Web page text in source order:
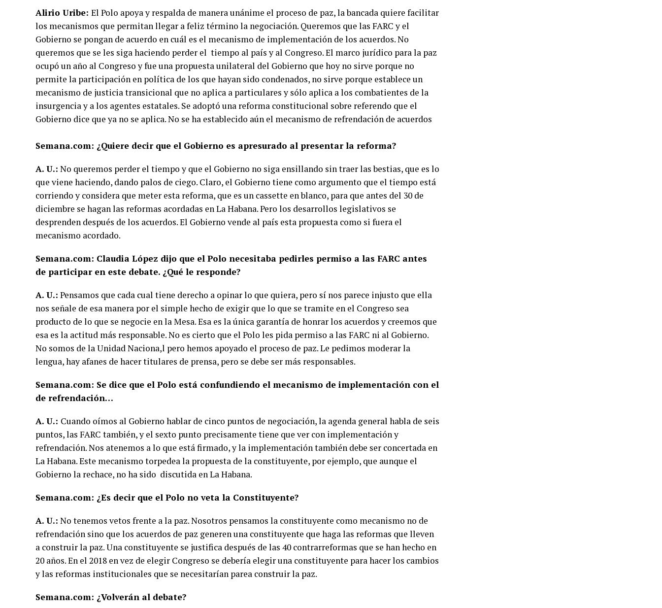
Alirio Uribe: El Polo apoya y respalda de manera unánime el proceso de paz, la bancada quiere facilitar
los mecanismos que permitan llegar a feliz término la negociación. Queremos que las FARC y el
Gobierno se pongan de acuerdo en cuál es el mecanismo de implementación de los acuerdos. No
queremos que se les siga haciendo perder el tiempo al país y al Congreso. El marco jurídico para la paz
ocupó un año al Congreso y fue una propuesta unilateral del Gobierno que hoy no sirve porque no
permite la participación en política de los que hayan sido condenados, no sirve porque establece un
mecanismo de justicia transicional que no aplica a particulares y sólo aplica a los combatientes de la
insurgencia y a los agentes estatales. Se adoptó una reforma constitucional sobre referendo que el
Gobierno dice que ya no se aplica. No se ha establecido aún el mecanismo de refrendación de acuerdos
Semana.com: ¿Quiere decir que el Gobierno es apresurado al presentar la reforma?
A. U.: No queremos perder el tiempo y que el Gobierno no siga ensillando sin traer las bestias, que es lo
que viene haciendo, dando palos de ciego. Claro, el Gobierno tiene como argumento que el tiempo está
corriendo y considera que meter esta reforma, que es un cassette en blanco, para que antes del 30 de
diciembre se hagan las reformas acordadas en La Habana. Pero los desarrollos legislativos se
desprenden después de los acuerdos. El Gobierno vende al país esta propuesta como si fuera el
mecanismo acordado.
Semana.com: Claudia López dijo que el Polo necesitaba pedirles permiso a las FARC antes
de participar en este debate. ¿Qué le responde?
A. U.: Pensamos que cada cual tiene derecho a opinar lo que quiera, pero sí nos parece injusto que ella
nos señale de esa manera por el simple hecho de exigir que lo que se tramite en el Congreso sea
producto de lo que se negocie en la Mesa. Esa es la única garantía de honrar los acuerdos y creemos que
esa es la actitud más responsable. No es cierto que el Polo les pida permiso a las FARC ni al Gobierno.
No somos de la Unidad Naciona,l pero hemos apoyado el proceso de paz. Le pedimos moderar la
lengua, hay afanes de hacer titulares de prensa, pero se debe ser más responsables.
Semana.com: Se dice que el Polo está confundiendo el mecanismo de implementación con el
de refrendación…
A. U.: Cuando oímos al Gobierno hablar de cinco puntos de negociación, la agenda general habla de seis
puntos, las FARC también, y el sexto punto precisamente tiene que ver con implementación y
refrendación. Nos atenemos a lo que está firmado, y la implementación también debe ser concertada en
La Habana. Este mecanismo torpedea la propuesta de la constituyente, por ejemplo, que aunque el
Gobierno la rechace, no ha sido discutida en La Habana.
Semana.com: ¿Es decir que el Polo no veta la Constituyente?
A. U.: No tenemos vetos frente a la paz. Nosotros pensamos la constituyente como mecanismo no de
refrendación sino que los acuerdos de paz generen una constituyente que haga las reformas que lleven
a construir la paz. Una constituyente se justifica después de las 40 contrarreformas que se han hecho en
20 años. En el 2018 en vez de elegir Congreso se debería elegir una constituyente para hacer los cambios
y las reformas institucionales que se necesitarían parea construir la paz.
Semana.com: ¿Volverán al debate?